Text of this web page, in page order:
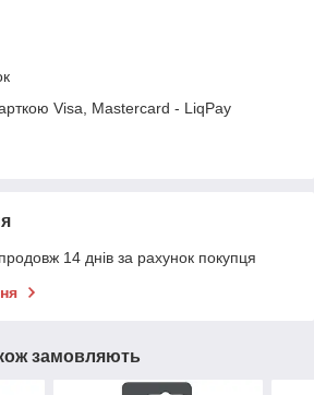
Visa, Mastercard - LiqPay
14 днів за рахунок покупця
замовляють